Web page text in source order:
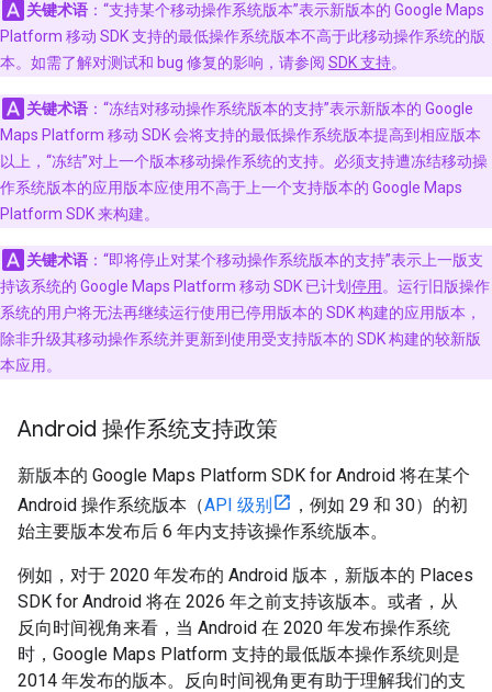
关键术语 ：“支持某个移动操作系统版本”表示新版本的 Google Maps
Platform 移动 SDK 支持的最低操作系统版本不高于此移动操作系统的版
本。 如需了解对测试和 bug 修复的影响，请参阅 SDK 支持。
关键术语 ：“冻结对移动操作系统版本的支持”表示新版本的 Google
Maps Platform 移动 SDK 会将支持的最低操作系统版本提高到相应版本
以上，“冻结”对上一个版本移动操作系统的支持。 必须支持遭冻结移动操
作系统版本的应用版本应使用不高于上一个支持版本的 Google Maps
Platform SDK 来构建。
关键术语 ：“即将停止对某个移动操作系统版本的支持”表示上一版支
持该系统的 Google Maps Platform 移动 SDK 已计划停用 。 运行旧版操作
系统的用户将无法再继续运行使用已停用版本的 SDK 构建的应用版本，
除非升级其移动操作系统并更新到使用受支持版本的 SDK 构建的较新版
本应用。
Android 操作系统支持政策
新版本的 Google Maps Platform SDK for Android 将在某个
Android 操作系统版本（API 级别
，例如 29 和 30）的初
始主要版本发布后 6 年内支持该操作系统版本。
例如，对于 2020 年发布的 Android 版本，新版本的 Places
SDK for Android 将在 2026 年之前支持该版本。或者，从
反向时间视角来看，当 Android 在 2020 年发布操作系统
时，Google Maps Platform 支持的最低版本操作系统则是
2014 年发布的版本。反向时间视角更有助于理解我们的支